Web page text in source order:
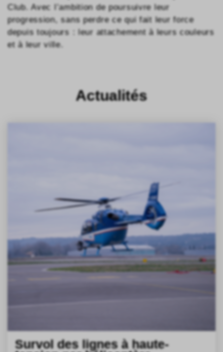
Club. Avec l’ambition de poursuivre leur
progression, sans perdre ce qui fait leur force
depuis toujours : leur attachement à leurs couleurs
et à leur ville.
Actualités
Survol des lignes à haute-